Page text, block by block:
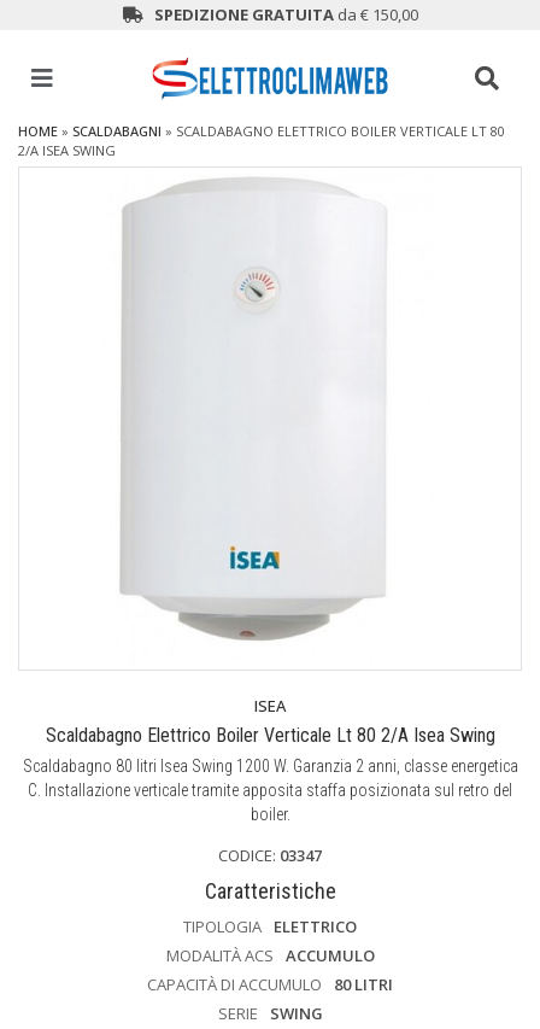
SPEDIZIONE GRATUITAda € 150,00
HOME » SCALDABAGNI » SCALDABAGNO ELETTRICO BOILER VERTICALE LT 80
2/A ISEA SWING
ISEA
Scaldabagno Elettrico Boiler Verticale Lt 80 2/A Isea Swing
Scaldabagno 80 litri Isea Swing 1200 W. Garanzia 2 anni, classe energetica
C. Installazione verticale tramite apposita staffa posizionata sul retro del
boiler.
CODICE: 03347
Caratteristiche
TIPOLOGIA
ELETTRICO
MODALITÀ ACS
ACCUMULO
CAPACITÀ DI ACCUMULO
80 LITRI
SERIE
SWING